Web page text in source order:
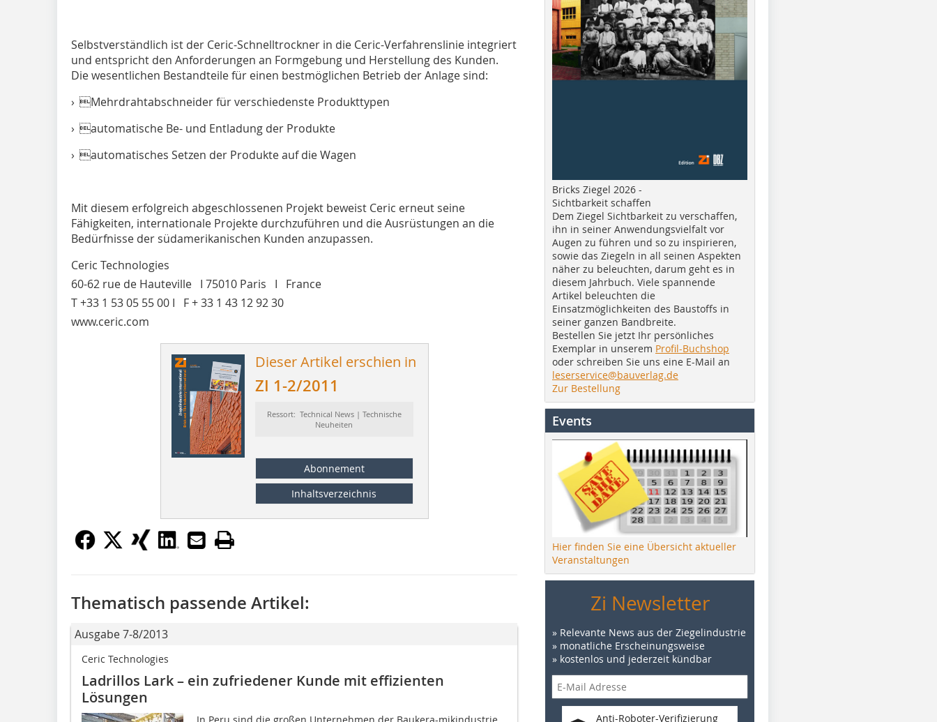
Selbstverständlich ist der Ceric-Schnelltrockner in die Ceric-Verfahrenslinie integriert
und entspricht den Anforderungen an Formgebung und Herstellung des Kunden.
Die wesentlichen Bestandteile für einen bestmöglichen Betrieb der Anlage sind:
› Mehrdrahtabschneider für verschiedenste Produkttypen
› automatische Be- und Entladung der Produkte
› automatisches Setzen der Produkte auf die Wagen
Mit diesem erfolgreich abgeschlossenen Projekt beweist Ceric erneut seine
Fähigkeiten, internationale Projekte durchzuführen und die Ausrüstungen an die
Bedürfnisse der südamerikanischen Kunden anzupassen.
Ceric Technologies
60-62 rue de Hauteville I 75010 Paris I France
T +33 1 53 05 55 00 I F + 33 1 43 12 92 30
www.ceric.com
Dieser Artikel erschien in
ZI 1-2/2011
Ressort: Technical News | Technische
Neuheiten
Abonnement
Inhaltsverzeichnis
Thematisch passende Artikel:
Ausgabe 7-8/2013
Ceric Technologies
Ladrillos Lark – ein zufriedener Kunde mit effizienten
Lösungen
Bricks Ziegel 2026 -
Sichtbarkeit schaffen
Dem Ziegel Sichtbarkeit zu verschaffen,
ihn in seiner Anwendungsvielfalt vor
Augen zu führen und so zu inspirieren,
sowie das Ziegeln in all seinen Aspekten
näher zu beleuchten, darum geht es in
diesem Jahrbuch. Viele spannende
Artikel beleuchten die
Einsatzmöglichkeiten des Baustoffs in
seiner ganzen Bandbreite.
Bestellen Sie jetzt Ihr persönliches
Exemplar in unserem Profil-Buchshop
oder schreiben Sie uns eine E-Mail an
leserservice@bauverlag.de
Zur Bestellung
Events
Hier finden Sie eine Übersicht aktueller
Veranstaltungen
Zi Newsletter
» Relevante News aus der Ziegelindustrie
» monatliche Erscheinungsweise
» kostenlos und jederzeit kündbar
Anti-Roboter-Verifizierung